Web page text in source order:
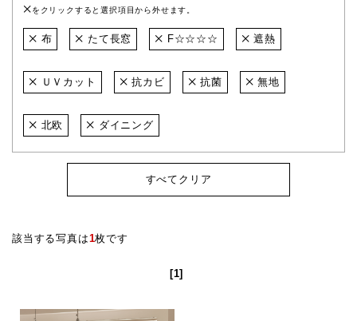
をクリックすると選択項目から外せます。
布 たて長窓 F☆☆☆☆ 遮熱
ＵＶカット 抗カビ 抗菌 無地
北欧 ダイニング
すべてクリア
該当する写真は1枚です
[1]